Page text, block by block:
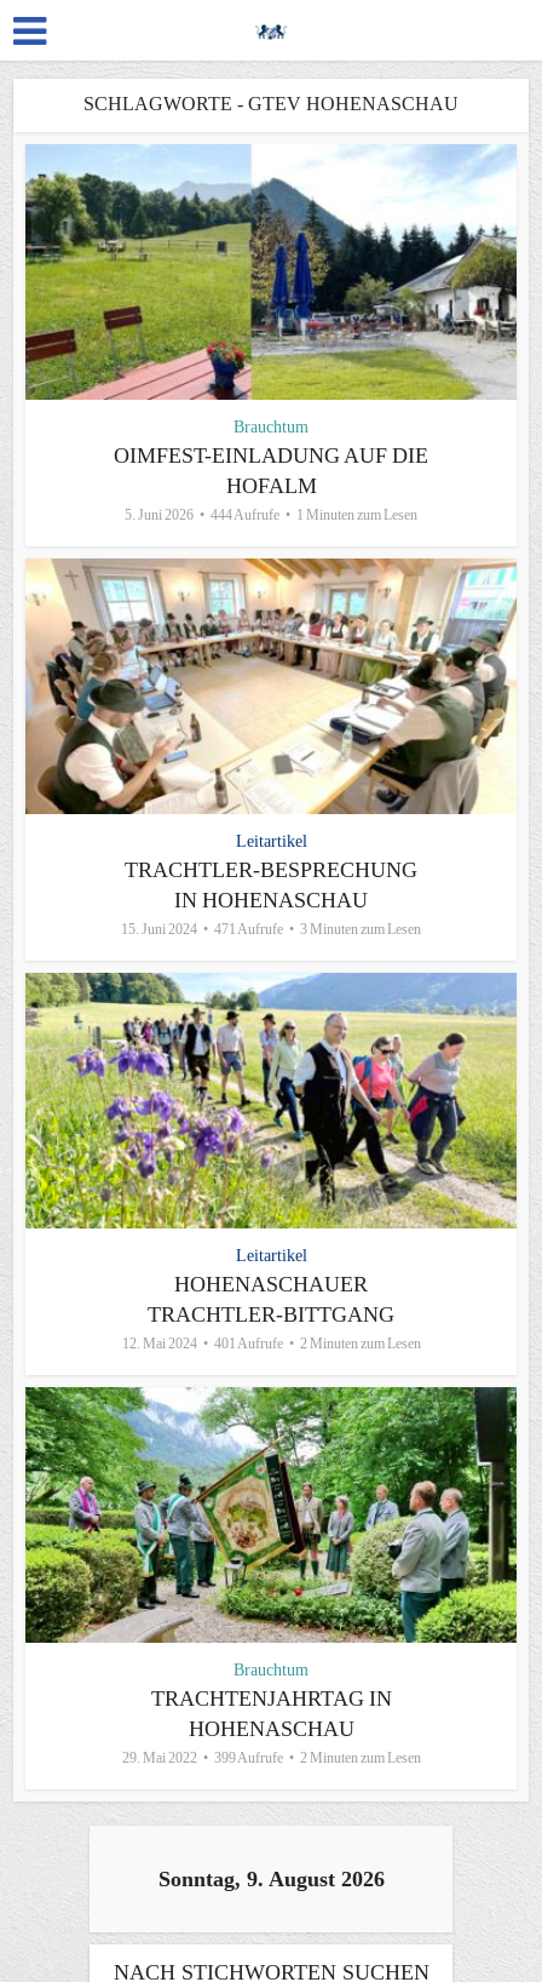
SCHLAGWORTE - GTEV HOHENASCHAU
Brauchtum
OIMFEST-EINLADUNG AUF DIE
HOFALM
5. Juni 2026 444 Aufrufe 1 Minuten zum Lesen
Leitartikel
TRACHTLER-BESPRECHUNG
IN HOHENASCHAU
15. Juni 2024 471 Aufrufe 3 Minuten zum Lesen
Leitartikel
HOHENASCHAUER
TRACHTLER-BITTGANG
12. Mai 2024 401 Aufrufe 2 Minuten zum Lesen
Brauchtum
TRACHTENJAHRTAG IN
HOHENASCHAU
29. Mai 2022 399 Aufrufe 2 Minuten zum Lesen
Sonntag, 9. August 2026
NACH STICHWORTEN SUCHEN